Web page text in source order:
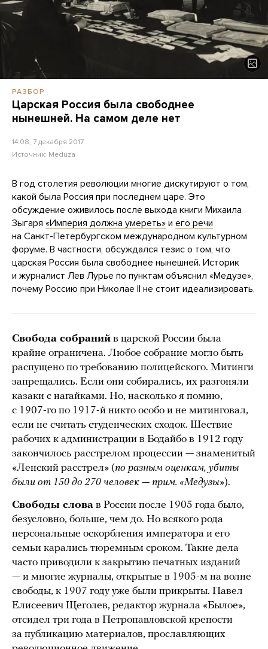
РАЗБОР
Царская Россия была свободнее
нынешней. На самом деле нет
14:08, 7 декабря 2017
Источник: Meduza
В год столетия революции многие дискутируют о том,
какой была Россия при последнем царе. Это
обсуждение оживилось после выхода книги Михаила
Зыгаря «Империя должна умереть» и его речи
на Санкт-Петербургском международном культурном
форуме. В частности, обсуждался тезис о том, что
царская Россия была свободнее нынешней. Историк
и журналист Лев Лурье по пунктам объяснил «Медузе»,
почему Россию при Николае II не стоит идеализировать.
Свобода собраний в царской России была
крайне ограничена. Любое собрание могло быть
распущено по требованию полицейского. Митинги
запрещались. Если они собирались, их разгоняли
казаки с нагайками. Но, насколько я помню,
с 1907-го по 1917-й никто особо и не митинговал,
если не считать студенческих сходок. Шествие
рабочих к администрации в Бодайбо в 1912 году
закончилось расстрелом процессии — знаменитый
«Ленский расстрел» (по разным оценкам, убиты
были от 150 до 270 человек — прим. «Медузы»).
Свободы слова в России после 1905 года было,
безусловно, больше, чем до. Но всякого рода
персональные оскорбления императора и его
семьи карались тюремным сроком. Такие дела
часто приводили к закрытию печатных изданий
— и многие журналы, открытые в 1905-м на волне
свободы, к 1907 году уже были прикрыты. Павел
Елисеевич Щеголев, редактор журнала «Былое»,
отсидел три года в Петропавловской крепости
за публикацию материалов, прославляющих